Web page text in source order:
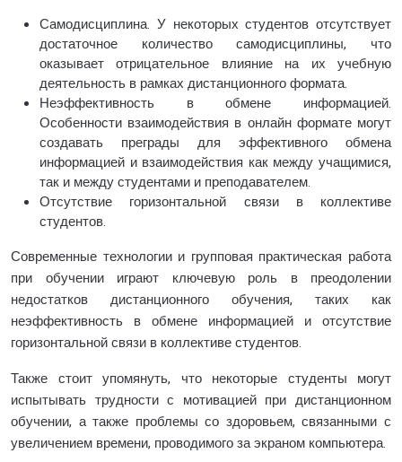
Самодисциплина. У некоторых студентов отсутствует
достаточное количество самодисциплины, что
оказывает отрицательное влияние на их учебную
деятельность в рамках дистанционного формата.
Неэффективность в обмене информацией.
Особенности взаимодействия в онлайн формате могут
создавать преграды для эффективного обмена
информацией и взаимодействия как между учащимися,
так и между студентами и преподавателем.
Отсутствие горизонтальной связи в коллективе
студентов.
Современные технологии и групповая практическая работа
при обучении играют ключевую роль в преодолении
недостатков дистанционного обучения, таких как
неэффективность в обмене информацией и отсутствие
горизонтальной связи в коллективе студентов.
Также стоит упомянуть, что некоторые студенты могут
испытывать трудности с мотивацией при дистанционном
обучении, а также проблемы со здоровьем, связанными с
увеличением времени, проводимого за экраном компьютера.